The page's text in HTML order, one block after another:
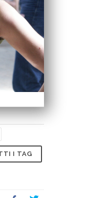
I TAG